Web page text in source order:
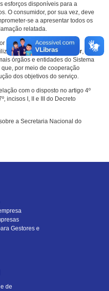
esforços disponíveis para a
O consumidor, por sua vez, deve
se a apresentar todos os
relatada.
do Ministério da Justiça é a
doConsumidor.gov.br,
órgãos e entidades do Sistema
por meio de cooperação
dos objetivos do serviço.
com o disposto no artigo 4º
incisos I, II e III do Decreto
a Secretaria Nacional do
Gestores e
de